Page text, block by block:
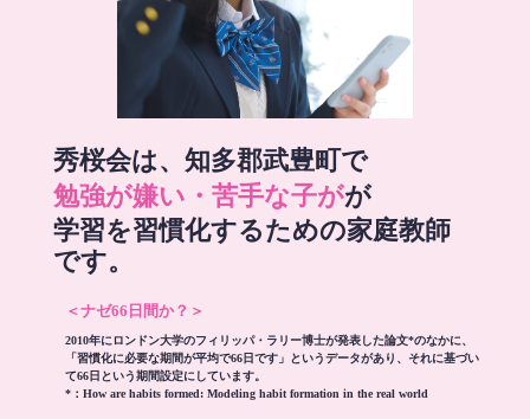
秀桜会は、知多郡武豊町で
勉強が嫌い・苦手な子がが
学習を習慣化するための家庭教師
です。
＜ナゼ66日間か？＞
2010年にロンドン大学のフィリッパ・ラリー博士が発表した論文*のなかに、
「習慣化に必要な期間が平均で66日です」というデータがあり、それに基づい
て66日という期間設定にしています。
*： How are habits formed: Modeling habit formation in the real world